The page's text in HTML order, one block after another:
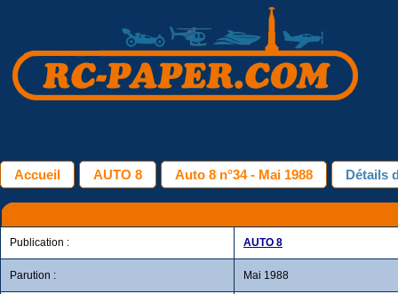
Accueil AUTO 8 Auto 8 n°34 - Mai 1988 Détails
Publication : AUTO 8
Parution : Mai 1988